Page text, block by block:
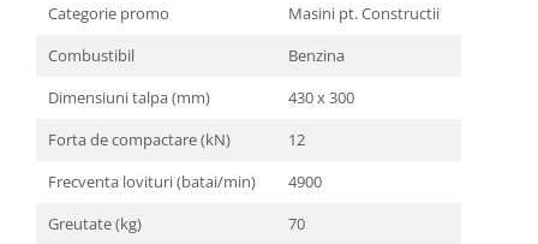
Semanatoare,Plantatoare
Sere
Sobe pe gaz & electrice
Suflante & Aspiratoare
Unelte Gradinarit
Categorie promo
Masini pt. Constructii
Combustibil
Benzina
Dimensiuni talpa (mm)
430 x 300
Forta de compactare (kN)
12
Frecventa lovituri (batai/min)
4900
Greutate (kg)
70